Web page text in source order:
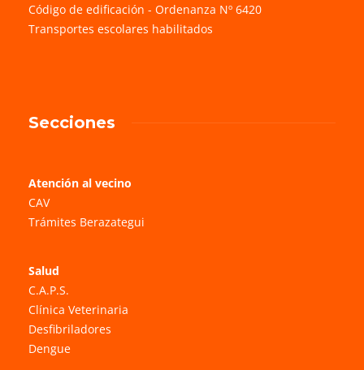
Código de edificación - Ordenanza Nº 6420
Transportes escolares habilitados
Secciones
Atención al vecino
CAV
Trámites Berazategui
Salud
C.A.P.S.
Clínica Veterinaria
Desfibriladores
Dengue